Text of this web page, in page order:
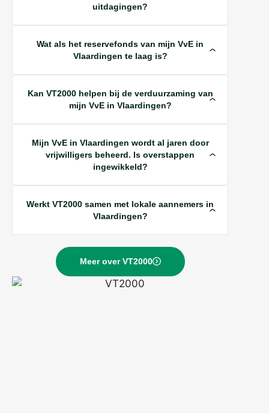
uitdagingen?
Wat als het reservefonds van mijn VvE in
Vlaardingen te laag is?
Kan VT2000 helpen bij de verduurzaming van
mijn VvE in Vlaardingen?
Mijn VvE in Vlaardingen wordt al jaren door
vrijwilligers beheerd. Is overstappen
ingewikkeld?
Werkt VT2000 samen met lokale aannemers in
Vlaardingen?
Meer over VT2000